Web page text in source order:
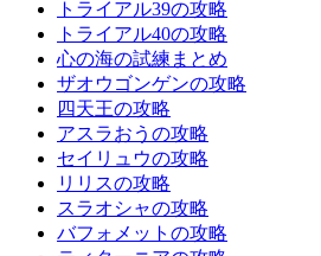
トライアル39の攻略
トライアル40の攻略
心の海の試練まとめ
ザオウゴンゲンの攻略
四天王の攻略
アスラおうの攻略
セイリュウの攻略
リリスの攻略
スラオシャの攻略
バフォメットの攻略